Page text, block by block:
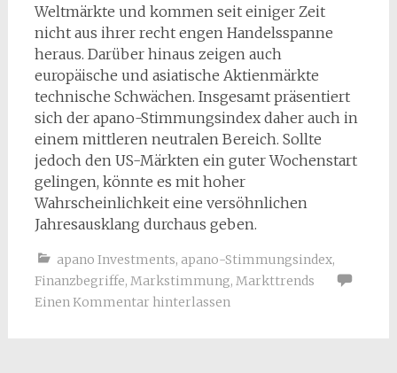
Weltmärkte und kommen seit einiger Zeit
nicht aus ihrer recht engen Handelsspanne
heraus. Darüber hinaus zeigen auch
europäische und asiatische Aktienmärkte
technische Schwächen. Insgesamt präsentiert
sich der apano-Stimmungsindex daher auch in
einem mittleren neutralen Bereich. Sollte
jedoch den US-Märkten ein guter Wochenstart
gelingen, könnte es mit hoher
Wahrscheinlichkeit eine versöhnlichen
Jahresausklang durchaus geben.
apano Investments, apano-Stimmungsindex,
Finanzbegriffe, Markstimmung, Markttrends
Einen Kommentar hinterlassen